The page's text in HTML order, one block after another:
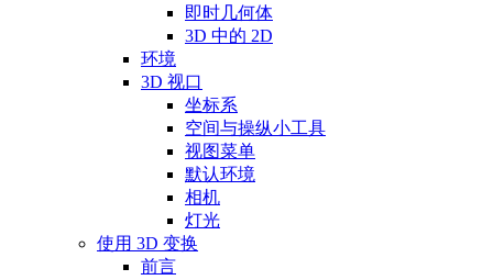
即时几何体
3D 中的 2D
环境
3D 视口
坐标系
空间与操纵小工具
视图菜单
默认环境
相机
灯光
使用 3D 变换
前言